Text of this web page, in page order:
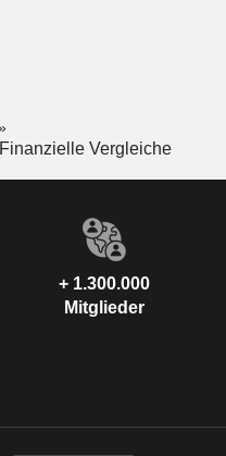
Finanzielle Vergleiche
+ 1.300.000
Mitglieder